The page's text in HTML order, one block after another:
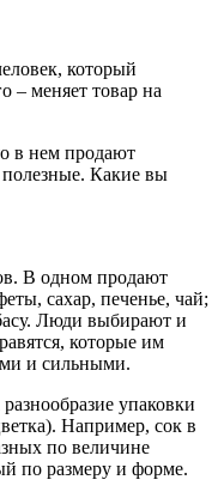
который
– меняет товар на
в нем продают
Какие вы
В одном продают
сахар, печенье, чай;
Люди выбирают и
которые им
и сильными.
упаковки
Например, сок в
по величине
по размеру и форме.